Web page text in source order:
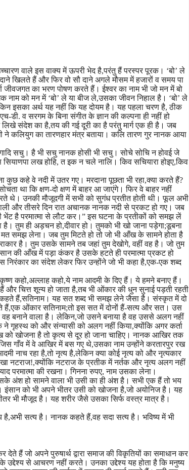
वाले इस वाक्य में ऊपरी भेद है,परंतु हैं परस्पर पूरक। ‘बो’ ले
खिलते हैं और फिर वो सौ दाने अगले मौसम में हजारों व समय पा
का भरण पोषण करते हैं। ईश्वर का नाम भी जो मन में बो
नाम को मन में ‘बो’ ले या बीज ले,उसका जीवन निहाल है। ‘बो’ ले
इसका अर्थ यह नहीं कि यह दोयम है। यह पहला चरण है, ठीक
डी. व सरगम के बिना संगीत के ज्ञान की कल्पना ही नहीं हो
संदेश का है,तय की गई दूरी का है परंतु मार्ग एक ही है। जब
ने कलियुग का तारणहार मंत्र बताया। कलि तारण गुर नानक आया
सचु। है भी सचु नानक होसी भी सचु। सोचे सोचि न होवई जे
लख होहि, त इक न चले नालि। किव सचियारा होइए,किव
कहे वे नदी में उतर गए। मरदाना पूछता भी रहा,क्या करते हैं?
था कि क्षण-दो क्षण में बाहर आ जाएंगे। फिर वे बाहर नहीं
थे। उनकी मौजूदगी में सभी को सुगंध प्रतीत होती थी। फूल अभी
और तीसरे दिन रात अचानक नानक नदी से प्रकट हो गए। जब
है परमात्मा से लौट कर।” इस घटना के प्रतीकों को समझ लें
तुम ही अड़चन हो,दीवार हो। तुमको भी खो जाना पड़ेगा;डूबना
मत समझ लेना। जब तुम मिटते हो तो जो भी आँख के सामने होता है
है। तुम उसके सामने तब जहां तुम देखोगे, वहीं वह है। जो तुम
की आँख में पड़ा कंकर है उसके हटते ही परमात्मा प्रकट हो
निरंकार का संदेश लेकर फिर उन्होंने जो भी कहा है,एक-एक शब्द
कहो,अल्लाह कहो,ये नाम आदमी के दिए हैं। ये हमने बनाए हैं।
चित्त शून्य हो जाता है,तब भी ओंकार की धुन सुनाई पड़ती रहती
हैं,सतिनाम। यह सत शब्द भी समझ लेने जैसा है। संस्कृत में दो
ओंकार सतिनाम;तो इस सत में दोनों हैं-सत्य और सत। उस
वह बनाने वाला है। लेकिन,जो उसने बनाया है वह उससे अलग नहीं
ने गृहस्थ को और संन्यासी को अलग नहीं किया,क्योंकि अगर कर्ता
को खोजना है तो कृत्य से दूर हो जाना चाहिए। नानक आखिर तक
गाँव में वे आखिर में बस गए थे,उसका नाम उन्होंने करतारपुर रख
नाच रहा है,तो नृत्य है,लेकिन क्या कोई नृत्य को और नृत्यकार
नटराज!,क्योंकि नटराज के प्रतीक में नर्तक और नृत्य अलग नहीं
परमात्मा की रखना। गिनना रुपए, नाम उसका लेना।
अंश हो सामने वाला भी उसी का ही अंश है। सभी एक हैं तो भय
को भी अपने भीतर उसी को खोजना है,जो अयोनिज है। यह
भी मौजूद है। यह शरीर जैसे उसका सिर्फ वस्त्र मात्र है।
सत्य है। नानक कहते हैं,वह सदा सत्य है। भविष्य में भी
हैं जो अपने पुरुषार्थ द्वारा समाज की विकृतियों का समाधान कर
उद्देश्य से आचरण नहीं करते। उनका उद्देश्य यह होता है कि मनुष्य